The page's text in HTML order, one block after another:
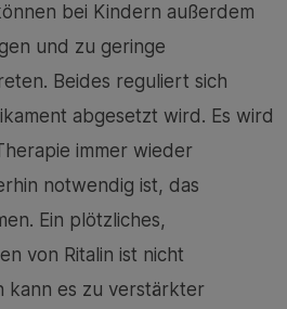
bei Kindern außerdem
und zu geringe
Beides reguliert sich
abgesetzt wird. Es wird
immer wieder
notwendig ist, das
Ein plötzliches,
von Ritalin ist nicht
kann es zu verstärkter